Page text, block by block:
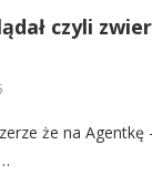
czyli
że na Agentkę